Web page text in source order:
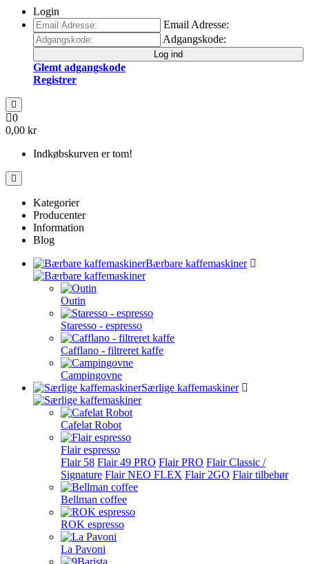
Login
Email Adresse:
Adgangskode:
Log ind
Glemt adgangskode
Registrer
0
0,00 kr
Indkøbskurven er tom!
Kategorier
Producenter
Information
Blog
Bærbare kaffemaskiner
Outin
Staresso - espresso
Cafflano - filtreret kaffe
Campingovne
Særlige kaffemaskiner
Cafelat Robot
Flair espresso
Flair 58 Flair 49 PRO Flair PRO Flair Classic /
Signature Flair NEO FLEX Flair 2GO Flair tilbehør
Bellman coffee
ROK espresso
La Pavoni